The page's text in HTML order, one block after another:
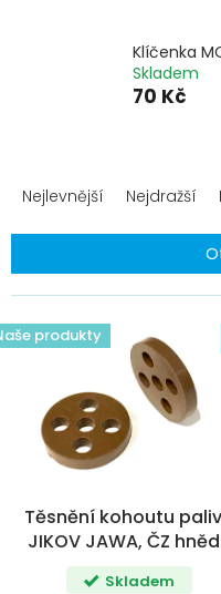
Klíčenka
Skladem
70 Kč
a
e
n
í
r
Nejlevnější Nejdražší
V
ý
p
produkty
Těsnění kohoutu
JIKOV JAWA, ČZ
silnější TW+
Skladem